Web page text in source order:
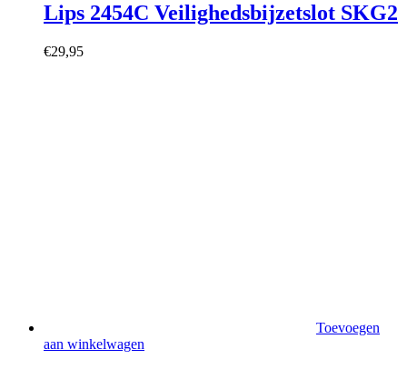
Lips 2454C Veilighedsbijzetslot SKG2
€29,95
Toevoegen
aan winkelwagen